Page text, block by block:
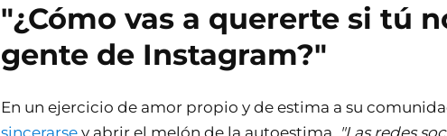
"¿Cómo vas a quererte si tú
gente de Instagram?"
En un ejercicio de amor propio y de estima a su